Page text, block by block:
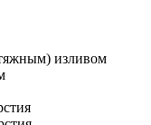
изливом